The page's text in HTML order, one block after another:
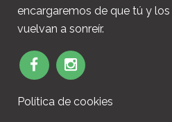
encargaremos de que tú y
vuelvan a sonreír.
Política de cookies